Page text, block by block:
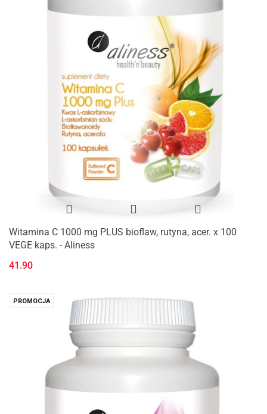
Witamina C 1000 mg PLUS bioflaw, rutyna, acer. x 100
VEGE kaps. - Aliness
41.90
PROMOCJA